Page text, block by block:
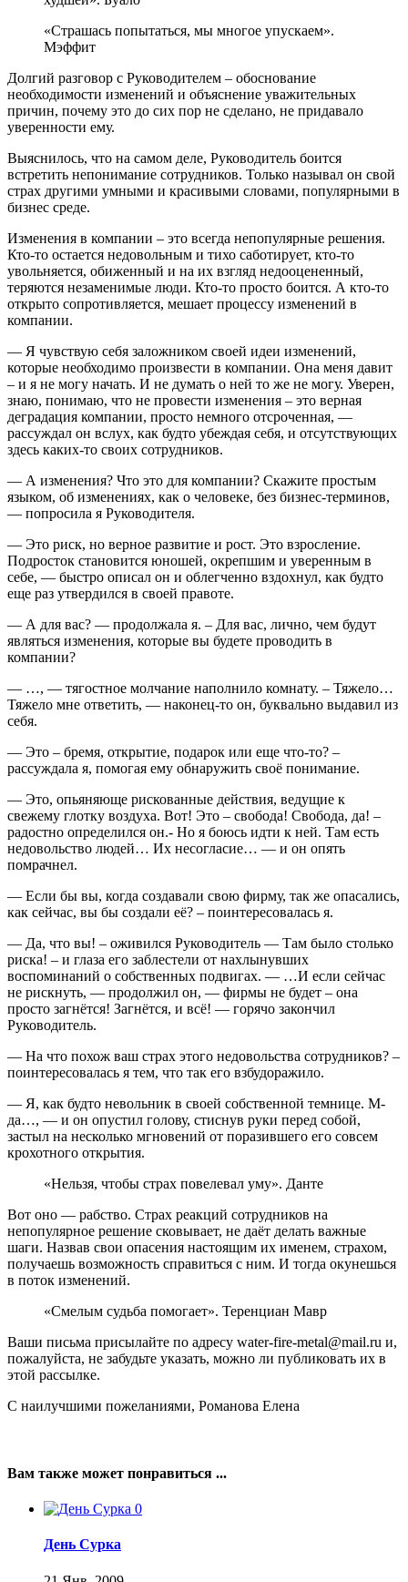
«Страшась попытаться, мы многое упускаем».
Мэффит
Долгий разговор с Руководителем – обоснование
необходимости изменений и объяснение уважительных
причин, почему это до сих пор не сделано, не придавало
уверенности ему.
Выяснилось, что на самом деле, Руководитель боится
встретить непонимание сотрудников. Только называл он свой
страх другими умными и красивыми словами, популярными в
бизнес среде.
Изменения в компании – это всегда непопулярные решения.
Кто-то остается недовольным и тихо саботирует, кто-то
увольняется, обиженный и на их взгляд недооцененный,
теряются незаменимые люди. Кто-то просто боится. А кто-то
открыто сопротивляется, мешает процессу изменений в
компании.
— Я чувствую себя заложником своей идеи изменений,
которые необходимо произвести в компании. Она меня давит
– и я не могу начать. И не думать о ней то же не могу. Уверен,
знаю, понимаю, что не провести изменения – это верная
деградация компании, просто немного отсроченная, —
рассуждал он вслух, как будто убеждая себя, и отсутствующих
здесь каких-то своих сотрудников.
— А изменения? Что это для компании? Скажите простым
языком, об изменениях, как о человеке, без бизнес-терминов,
— попросила я Руководителя.
— Это риск, но верное развитие и рост. Это взросление.
Подросток становится юношей, окрепшим и уверенным в
себе, — быстро описал он и облегченно вздохнул, как будто
еще раз утвердился в своей правоте.
— А для вас? — продолжала я. – Для вас, лично, чем будут
являться изменения, которые вы будете проводить в
компании?
— …, — тягостное молчание наполнило комнату. – Тяжело…
Тяжело мне ответить, — наконец-то он, буквально выдавил из
себя.
— Это – бремя, открытие, подарок или еще что-то? –
рассуждала я, помогая ему обнаружить своё понимание.
— Это, опьяняюще рискованные действия, ведущие к
свежему глотку воздуха. Вот! Это – свобода! Свобода, да! –
радостно определился он.- Но я боюсь идти к ней. Там есть
недовольство людей… Их несогласие… — и он опять
помрачнел.
— Если бы вы, когда создавали свою фирму, так же опасались,
как сейчас, вы бы создали её? – поинтересовалась я.
— Да, что вы! – оживился Руководитель — Там было столько
риска! – и глаза его заблестели от нахлынувших
воспоминаний о собственных подвигах. — …И если сейчас
не рискнуть, — продолжил он, — фирмы не будет – она
просто загнётся! Загнётся, и всё! — горячо закончил
Руководитель.
— На что похож ваш страх этого недовольства сотрудников? –
поинтересовалась я тем, что так его взбудоражило.
— Я, как будто невольник в своей собственной темнице. М-
да…, — и он опустил голову, стиснув руки перед собой,
застыл на несколько мгновений от поразившего его совсем
крохотного открытия.
«Нельзя, чтобы страх повелевал уму». Данте
Вот оно — рабство. Страх реакций сотрудников на
непопулярное решение сковывает, не даёт делать важные
шаги. Назвав свои опасения настоящим их именем, страхом,
получаешь возможность справиться с ним. И тогда окунешься
в поток изменений.
«Смелым судьба помогает». Теренциан Мавр
Ваши письма присылайте по адресу water-fire-metal@mail.ru и,
пожалуйста, не забудьте указать, можно ли публиковать их в
этой рассылке.
С наилучшими пожеланиями, Романова Елена
Вам также может понравиться ...
0
День Сурка